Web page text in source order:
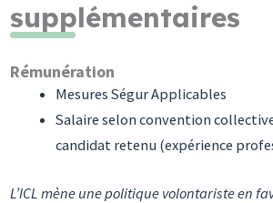
supplémentaires
Rémunération
Mesures Ségur Applicables
Salaire selon convention
candidat retenu (expérience
L’ICL mène une politique volontariste en